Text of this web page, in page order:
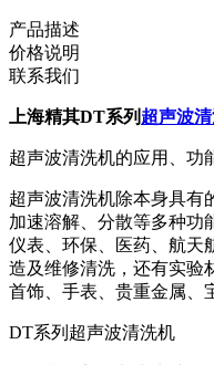
产品描述
价格说明
联系我们
上海精其DT系列 超声波
超声波清洗机的应用、功
超声波清洗机除本身具有
加速溶解、分散等多种功
仪表、环保、医药、航天
造及维修清洗，还有实验
首饰、手表、贵重金属、
DT系列超声波清洗机